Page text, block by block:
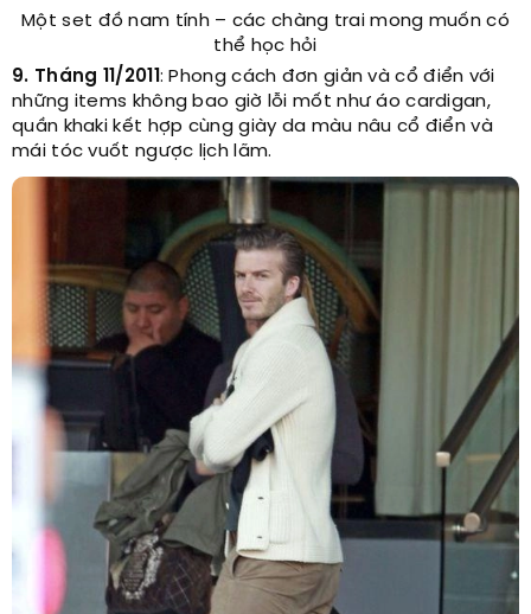
Một set đồ nam tính – các chàng trai mong muốn có
thể học hỏi
9. Tháng 11/2011: Phong cách đơn giản và cổ điển với
những items không bao giờ lỗi mốt như áo cardigan,
quần khaki kết hợp cùng giày da màu nâu cổ điển và
mái tóc vuốt ngược lịch lãm.